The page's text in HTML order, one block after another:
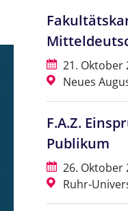
21. Oktober
Neues
F.A.Z.
Publikum
26. Oktober
Ruhr-